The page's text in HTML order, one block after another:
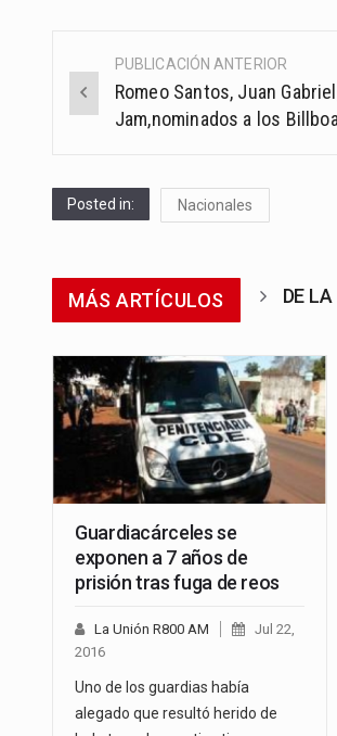
Post
navigation
PUBLICACIÓN ANTERIOR
Romeo Santos, Juan
Jam,nominados a los
Posted in: Nacionales
MÁS ARTÍCULOS DE
Guardiacárceles se
exponen a 7 años de
prisión tras fuga de reos
La Unión R800 AM
Jul 22,
2016
Uno de los guardias había
alegado que resultó herido de